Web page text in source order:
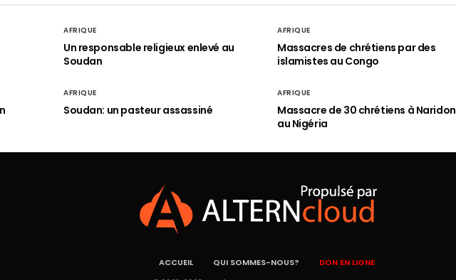
AFRIQUE
Un responsable religieux enlevé au
Soudan
AFRIQUE
Massacres de chrétiens par des
islamistes au Congo
AFRIQUE
Soudan: un pasteur assassiné
AFRIQUE
Massacre de 30 chrétiens à Naridon
au Nigéria
ACCUEIL QUI SOMMES-NOUS? DON EN LIGNE